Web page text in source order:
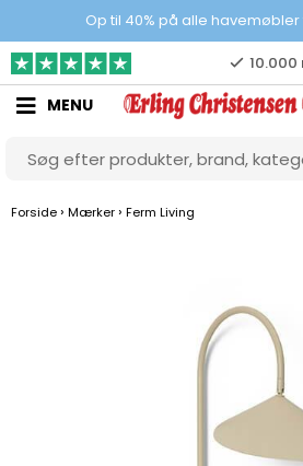
Op til 40% på alle havemøbler
Gratis &
MENU
Forside › Mærker › Ferm Living